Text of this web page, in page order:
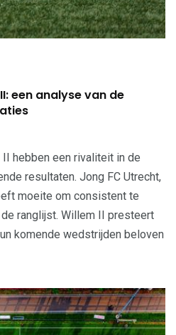
een analyse van de
hebben een rivaliteit in de
resultaten. Jong FC Utrecht,
moeite om consistent te
ranglijst. Willem II presteert
komende wedstrijden beloven